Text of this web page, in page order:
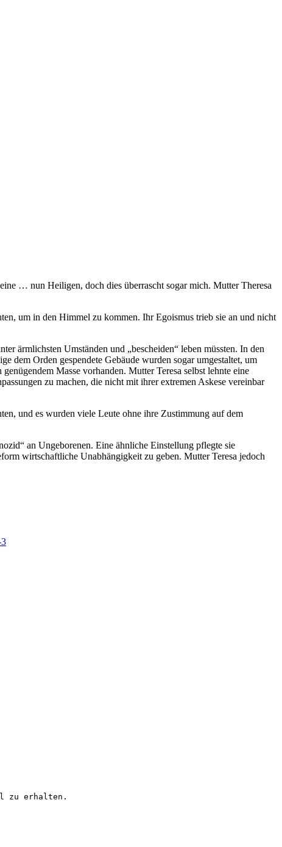
… nun Heiligen, doch dies überrascht sogar mich. Mutter Theresa
um in den Himmel zu kommen. Ihr Egoismus trieb sie an und nicht
ärmlichsten Umständen und „bescheiden“ leben müssten. In den
dem Orden gespendete Gebäude wurden sogar umgestaltet, um
Masse vorhanden. Mutter Teresa selbst lehnte eine
zu machen, die nicht mit ihrer extremen Askese vereinbar
und es wurden viele Leute ohne ihre Zustimmung auf dem
an Ungeborenen. Eine ähnliche Einstellung pflegte sie
wirtschaftliche Unabhängigkeit zu geben. Mutter Teresa jedoch
zu erhalten.